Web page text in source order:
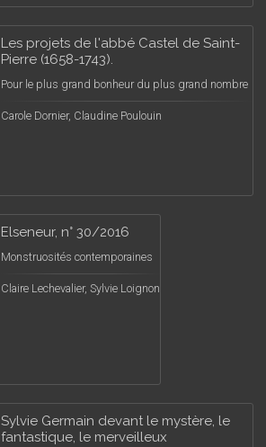
Les projets de l'abbé Castel de Saint-
Pierre (1658-1743).
Pour le plus grand bonheur du plus grand nombre
Carole Dornier, Claudine Poulouin
Elseneur, n° 30/2016
Monstruosités contemporaines
Claire Lechevalier, Sylvie Loignon
Sylvie Germain devant le mystère, le
fantastique, le merveilleux